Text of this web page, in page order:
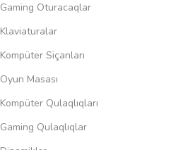
Gaming Oturacaqlar
Klaviaturalar
Kompüter Siçanları
Oyun Masası
Kompüter Qulaqlıqları
Gaming Qulaqlıqlar